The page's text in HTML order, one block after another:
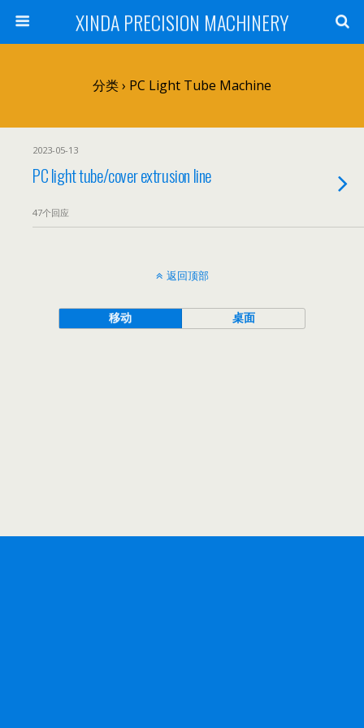
XINDA PRECISION MACHINERY
分类 › PC Light Tube Machine
2023-05-13
PC light tube/cover extrusion line
47个回应
返回顶部
移动 桌面